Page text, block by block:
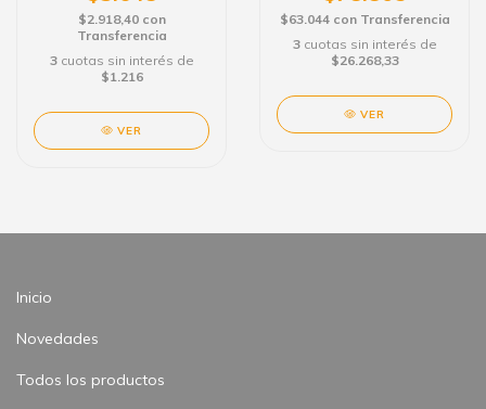
$2.918,40 con
Transferencia
3 cuotas sin interés de
$1.216
VER
$63.044 con Transferencia
3 cuotas sin interés de
$26.268,33
VER
Inicio
Novedades
Todos los productos